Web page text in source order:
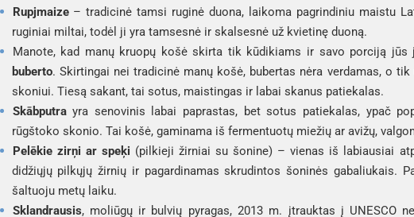
Rupjmaize– tradicinė tamsi ruginė duona, laikoma pagrindiniu maistu
ruginiai miltai, todėl ji yra tamsesnė ir skalsesnė už kvietinę duoną.
Manote, kad manų kruopų košė skirta tik kūdikiams ir savo porciją jūs
buberto. Skirtingai nei tradicinė manų košė, bubertas nėra verdamas, o
skoniui. Tiesą sakant, tai sotus, maistingas ir labai skanus patiekalas.
Skābputrayra senovinis labai paprastas, bet sotus patiekalas, ypač
rūgštoko skonio. Tai košė, gaminama iš fermentuotų miežių ar avižų,
Pelēkie zirņi ar speķi (pilkieji žirniai su šonine) – vienas iš labiausiai
didžiųjų pilkųjų žirnių ir pagardinamas skrudintos šoninės gabaliukais.
šaltuoju metų laiku.
Sklandrausis, moliūgų ir bulvių pyragas, 2013 m. įtrauktas į UNESCO